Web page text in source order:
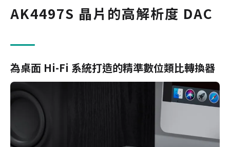
AK4497S 晶片的高解析度 DAC
為桌面 Hi-Fi 系統打造的精準數位類比轉換器